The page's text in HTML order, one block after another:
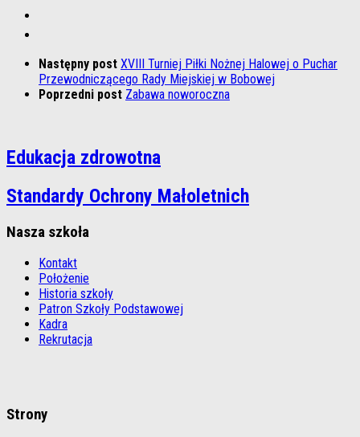
Następny post XVIII Turniej Piłki Nożnej Halowej o Puchar
Przewodniczącego Rady Miejskiej w Bobowej
Poprzedni post Zabawa noworoczna
Edukacja zdrowotna
Standardy Ochrony Małoletnich
Nasza szkoła
Kontakt
Położenie
Historia szkoły
Patron Szkoły Podstawowej
Kadra
Rekrutacja
Strony